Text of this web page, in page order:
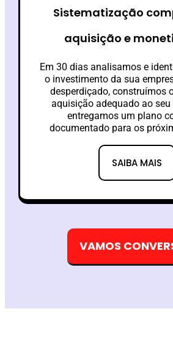
Sistematização
aquisição e
Em 30 dias analisamos e
o investimento da sua
desperdiçado, construímos
aquisição adequado ao
entregamos um plano
documentado para os
SAIBA MAIS
VAMOS